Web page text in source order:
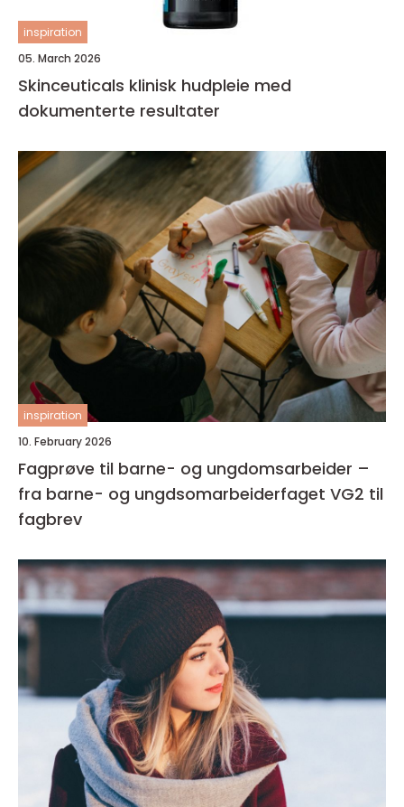
inspiration
05. March 2026
Skinceuticals klinisk hudpleie med
dokumenterte resultater
inspiration
10. February 2026
Fagprøve til barne- og ungdomsarbeider –
fra barne- og ungdsomarbeiderfaget VG2 til
fagbrev